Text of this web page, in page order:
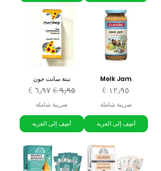
Melk Jam
السعر
ضريبة شاملة
أضِف إلى العربة
نبتة سانت جون
سعر عادي‏٩٫٩٥ € سعر البيع
ضريبة شاملة
أضِف إلى العربة